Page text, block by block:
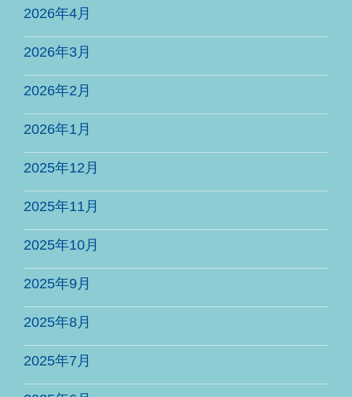
2026年4月
2026年3月
2026年2月
2026年1月
2025年12月
2025年11月
2025年10月
2025年9月
2025年8月
2025年7月